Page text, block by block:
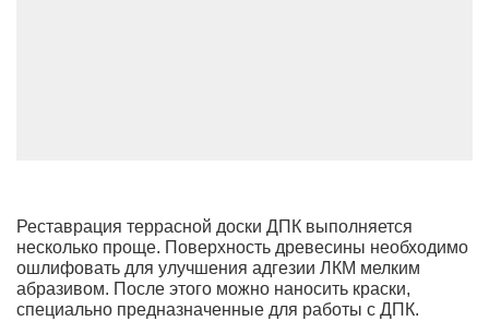
Реставрация террасной доски ДПК выполняется
несколько проще. Поверхность древесины необходимо
ошлифовать для улучшения адгезии ЛКМ мелким
абразивом. После этого можно наносить краски,
специально предназначенные для работы с ДПК.